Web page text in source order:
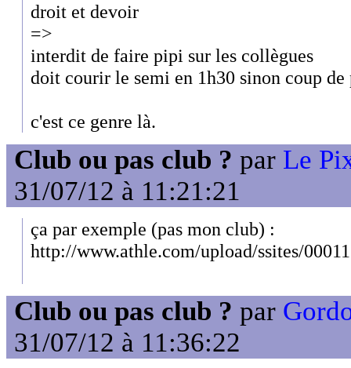
droit et devoir
=>
interdit de faire pipi sur les collègues
doit courir le semi en 1h30 sinon coup de
c'est ce genre là.
Club ou pas club ? par Le
31/07/12 à 11:21:21
ça par exemple (pas mon club) :
http://www.athle.com/upload/ssites/
Club ou pas club ? par
31/07/12 à 11:36:22